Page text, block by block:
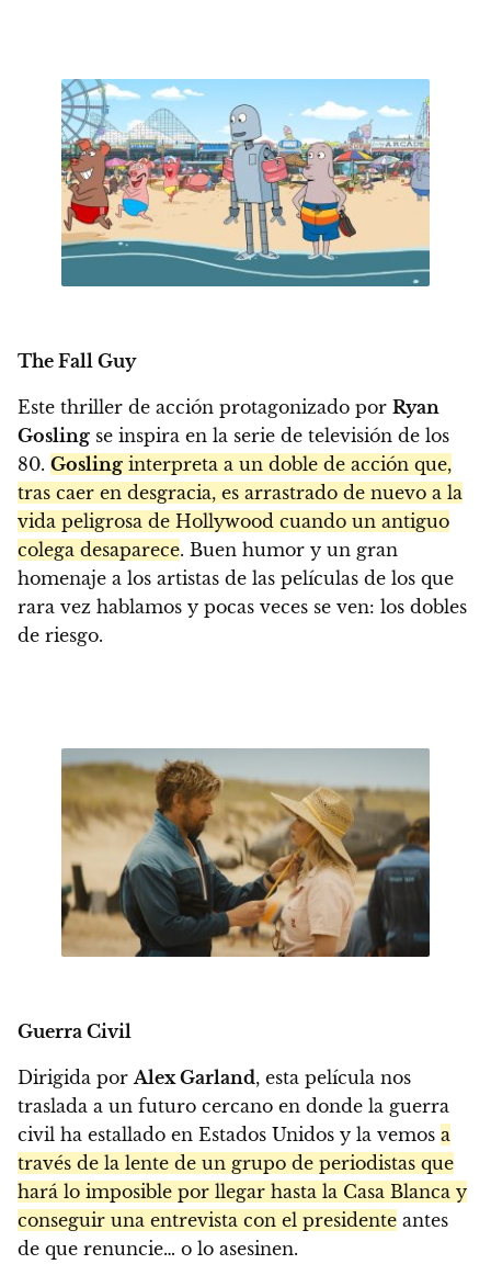
The Fall Guy
Este thriller de acción protagonizado por Ryan
Gosling se inspira en la serie de televisión de los
80. Gosling interpreta a un doble de acción que,
tras caer en desgracia, es arrastrado de nuevo a la
vida peligrosa de Hollywood cuando un antiguo
colega desaparece. Buen humor y un gran
homenaje a los artistas de las películas de los que
rara vez hablamos y pocas veces se ven: los dobles
de riesgo.
Guerra Civil
Dirigida por Alex Garland, esta película nos
traslada a un futuro cercano en donde la guerra
civil ha estallado en Estados Unidos y la vemos a
través de la lente de un grupo de periodistas que
hará lo imposible por llegar hasta la Casa Blanca y
conseguir una entrevista con el presidente antes
de que renuncie… o lo asesinen.